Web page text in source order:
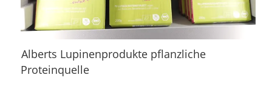
Alberts Lupinenprodukte pflanzliche
Proteinquelle